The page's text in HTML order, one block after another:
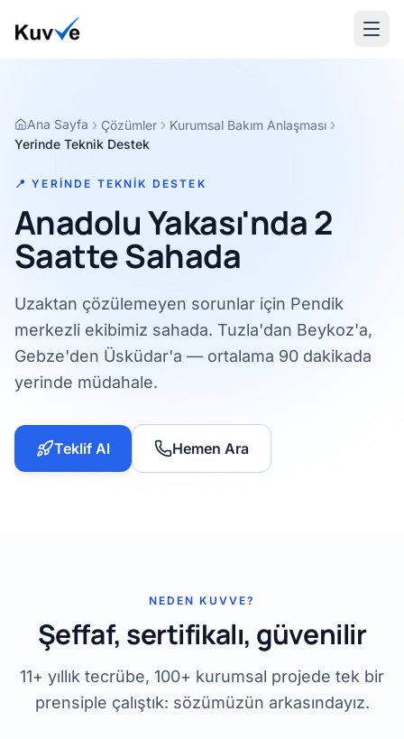
Ana Sayfa Çözümler
Kurumsal Bakım Anlaşması
Yerinde Teknik Destek
📍 YERINDE TEKNIK DESTEK
Anadolu Yakası'nda 2
Saatte Sahada
Uzaktan çözülemeyen sorunlar için Pendik
merkezli ekibimiz sahada. Tuzla'dan Beykoz'a,
Gebze'den Üsküdar'a — ortalama 90 dakikada
yerinde müdahale.
Teklif Al Hemen Ara
NEDEN KUVVE?
Şeffaf, sertifikalı, güvenilir
11+ yıllık tecrübe, 100+ kurumsal projede tek bir
prensiple çalıştık: sözümüzün arkasındayız.